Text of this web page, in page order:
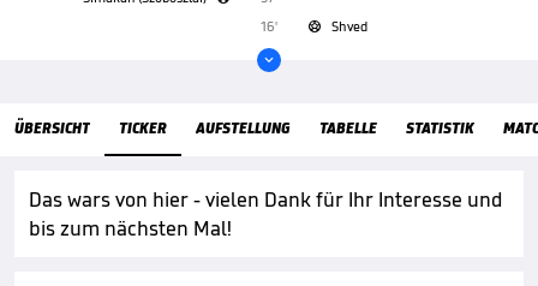
16'
 Shved

ÜBERSICHT TICKER AUFSTELLUNG TABELLE STATISTIK
ÜbersichtTicker
Das wars von hier - vielen Dank für Ihr Interesse und
bis zum nächsten Mal!